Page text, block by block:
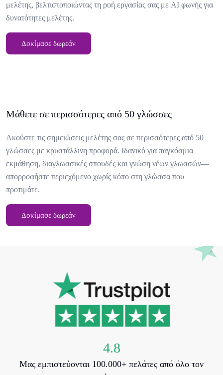
μελέτης, βελτιστοποιώντας τη ροή εργασίας σας με AI φωνής για
δυνατότητες μελέτης.
Δοκίμασε δωρεάν
Μάθετε σε περισσότερες από 50 γλώσσες
Ακούστε τις σημειώσεις μελέτης σας σε περισσότερες από 50
γλώσσες με κρυστάλλινη προφορά. Ιδανικό για παγκόσμια
εκμάθηση, διαγλωσσικές σπουδές και γνώση νέων γλωσσών—
απορροφήστε περιεχόμενο χωρίς κόπο στη γλώσσα που
προτιμάτε.
Δοκίμασε δωρεάν
4.8
Μας εμπιστεύονται 100.000+ πελάτες από όλο τον